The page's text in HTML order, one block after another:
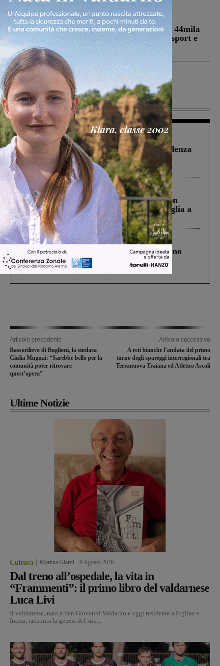
In vetrina 3 Agosto 2026
Estra Notizie agosto: Smart Cities, oltre 44mila
studenti coinvolti, torna il bando per lo sport e
debutta il podcast Estrair
Più lette
Figline Incisa Valdarno 1 Agosto 2026
Piscina di Figline finanziata oltre la scadenza
Pnrr, il gruppo di Fratelli d’Italia: “Un
ringraziamento al Governo”
Cronaca 3 Agosto 2026
Scomparso da una struttura di Castiglion
Fiorentino l’uomo che aveva ucciso la figlia a
Levane nel 2020
Cronaca 4 Agosto 2026
Un anno fa la strage in A1 in cui morirono
Gianni, Giulia e Franco. Lo schianto, il
processo, lo stop ai sorpassi fra tir....
Articolo precedente
Bassorilievo di Buglioni, la sindaca
Giulia Mugnai: “Sarebbe bello per la
comunità poter ritrovare
quest’opera”
Articolo successivo
A reti bianche l’andata del primo
turno degli spareggi interregionali tra
Terranuova Traiana ed Atletico Ascoli
Ultime Notizie
Cultura Martina Giardi 9 Agosto 2026
Dal treno all’ospedale, la vita in
“Frammenti”: il primo libro del valdarnese
Luca Livi
Il valdarnese, nato a San Giovanni Valdarno e oggi residente a Figline e
Incisa, racconta la genesi del suo...